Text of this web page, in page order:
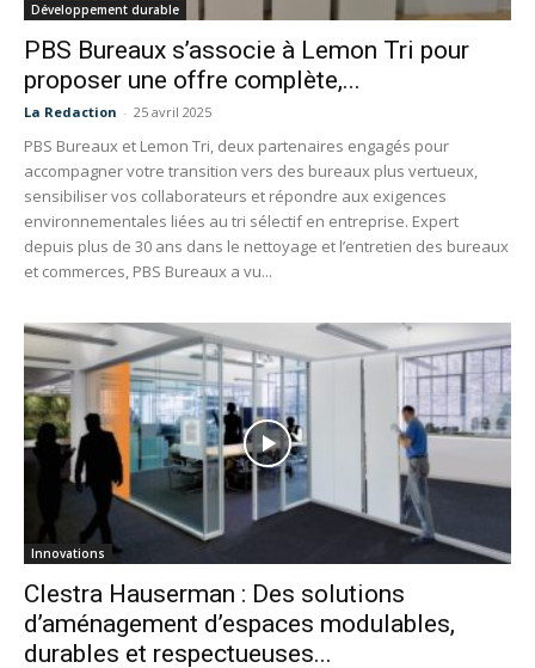
Développement durable
PBS Bureaux s’associe à Lemon Tri pour
proposer une offre complète,...
La Redaction - 25 avril 2025
PBS Bureaux et Lemon Tri, deux partenaires engagés pour
accompagner votre transition vers des bureaux plus vertueux,
sensibiliser vos collaborateurs et répondre aux exigences
environnementales liées au tri sélectif en entreprise. Expert
depuis plus de 30 ans dans le nettoyage et l’entretien des bureaux
et commerces, PBS Bureaux a vu...
Innovations
Clestra Hauserman : Des solutions
d’aménagement d’espaces modulables,
durables et respectueuses...